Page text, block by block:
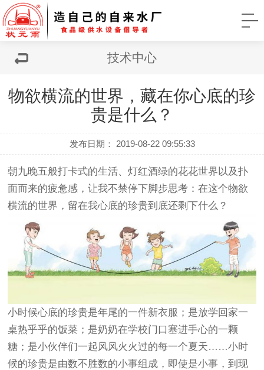
技术中心
物欲横流的世界，藏在你心底的珍
贵是什么？
发布日期： 2019-08-22 09:55:33
朝九晚五般打卡式的生活、灯红酒绿的花花世界以及扑
面而来的疲惫感，让我不禁停下脚步思考：在这个物欲
横流的世界，留在我心底的珍贵到底还剩下什么？
小时候心底的珍贵是年尾的一件新衣服；是放学回家一
桌热乎乎的饭菜；是奶奶在学校门口塞进手心的一颗
糖；是小伙伴们一起风风火火过的每一个夏天……小时
候的珍贵是由数不胜数的小事组成，即使是小事，到现